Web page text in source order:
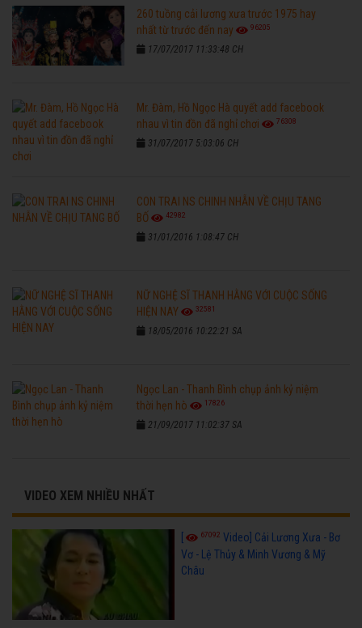
260 tuồng cải lương xưa trước 1975 hay
nhất từ trước đến nay
96205
17/07/2017 11:33:48 CH
Mr. Đàm, Hồ Ngọc Hà quyết add facebook
nhau vì tin đồn đã nghỉ chơi
76308
31/07/2017 5:03:06 CH
CON TRAI NS CHINH NHẪN VỀ CHỊU TANG
BỐ
42982
31/01/2016 1:08:47 CH
NỮ NGHỆ SĨ THANH HẰNG VỚI CUỘC SỐNG
HIỆN NAY
32581
18/05/2016 10:22:21 SA
Ngọc Lan - Thanh Bình chụp ảnh kỷ niệm
thời hẹn hò
17826
21/09/2017 11:02:37 SA
VIDEO XEM NHIỀU NHẤT
[ 67092 Video] Cải Lương Xưa - Bơ
Vơ - Lệ Thủy & Minh Vương & Mỹ
Châu